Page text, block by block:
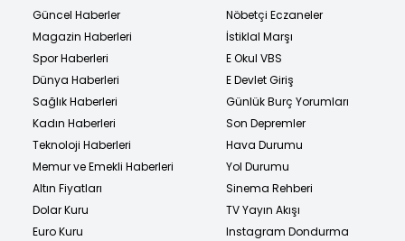
Güncel Haberler
Magazin Haberleri
Spor Haberleri
Dünya Haberleri
Sağlık Haberleri
Kadın Haberleri
Teknoloji Haberleri
Memur ve Emekli Haberleri
Altın Fiyatları
Dolar Kuru
Euro Kuru
Nöbetçi Eczaneler
İstiklal Marşı
E Okul VBS
E Devlet Giriş
Günlük Burç Yorumları
Son Depremler
Hava Durumu
Yol Durumu
Sinema Rehberi
TV Yayın Akışı
Instagram Dondurma